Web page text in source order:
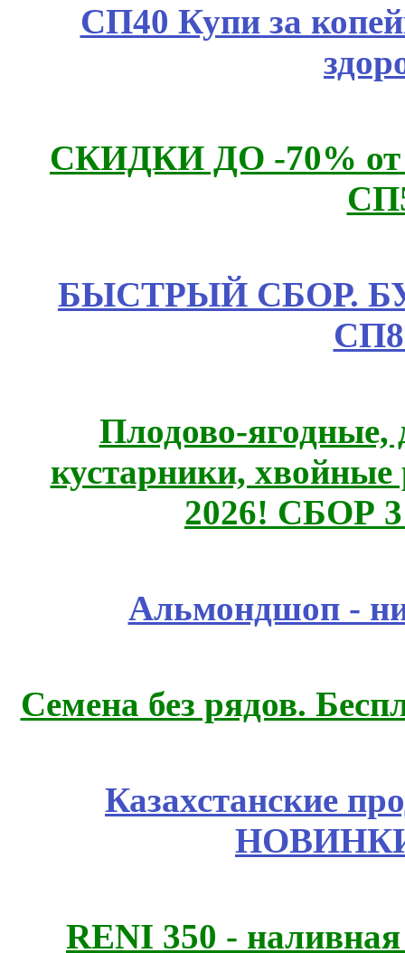
СП40 Купи за
СКИДКИ ДО -70%
БЫСТРЫЙ СБОР.
Плодово-ягодные,
кустарники,
2026! СБОР
Альмондшоп -
Семена без рядов.
Казахстанские
RENI 350 -